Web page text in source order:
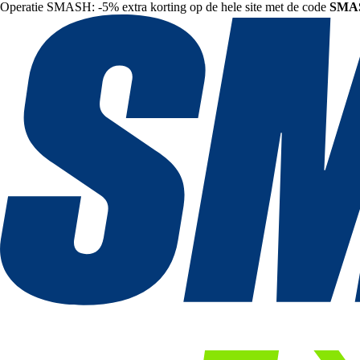
Operatie SMASH: -5% extra korting op de hele site met de code